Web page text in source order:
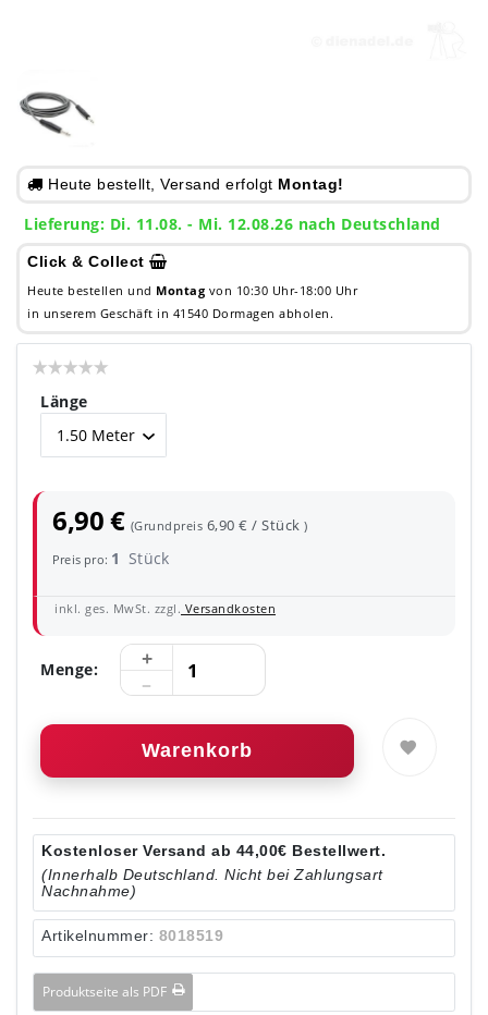
Heute bestellt, Versand erfolgt Montag!
Lieferung: Di. 11.08. - Mi. 12.08.26 nach Deutschland
Click & Collect
Heute bestellen und Montag von 10:30 Uhr-18:00 Uhr
in unserem Geschäft in 41540 Dormagen abholen.
Länge
6,90 € (Grundpreis 6,90 € / Stück)
Preis pro: 1 Stück
inkl. ges. MwSt. zzgl. Versandkosten
Menge:
Warenkorb
Kostenloser Versand ab 44,00€ Bestellwert.
(Innerhalb Deutschland. Nicht bei Zahlungsart
Nachnahme)
Artikelnummer: 8018519
Produktseite als PDF